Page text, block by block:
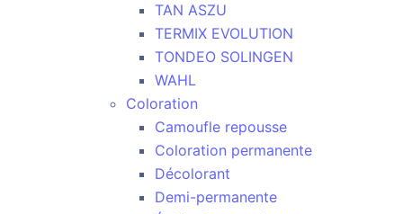
TAN ASZU
TERMIX EVOLUTION
TONDEO SOLINGEN
WAHL
Coloration
Camoufle repousse
Coloration permanente
Décolorant
Demi-permanente